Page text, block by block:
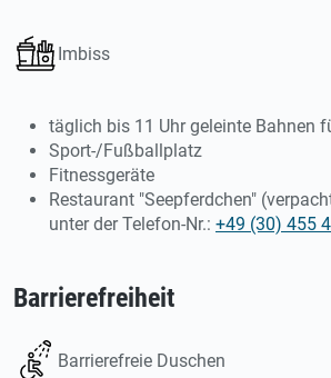
Imbiss
täglich bis 11 Uhr geleinte Bahnen
Sport-/Fußballplatz
Fitnessgeräte
Restaurant "Seepferdchen"
unter der Telefon-Nr.: +49 (30) 455
Barrierefreiheit
Barrierefreie Duschen